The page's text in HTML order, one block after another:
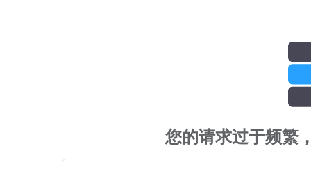
您的请求过于频繁